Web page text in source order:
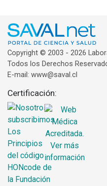
Copyright © 2003 - 2026
Todos los Derechos
E-mail: www@saval.cl
Certificación: